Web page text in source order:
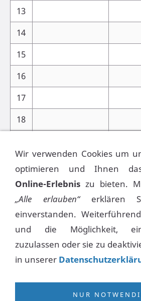
13
14
15
16
17
18
21
22
Wir verwenden Cookies um
optimieren und Ihnen
Online-Erlebnis zu bieten.
„Alle erlauben“erklären
einverstanden.
und die Möglichkeit,
zuzulassen oder sie zu
in unserer
NUR